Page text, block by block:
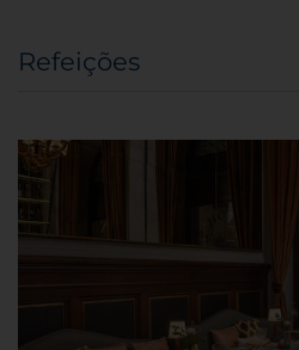
Refeições